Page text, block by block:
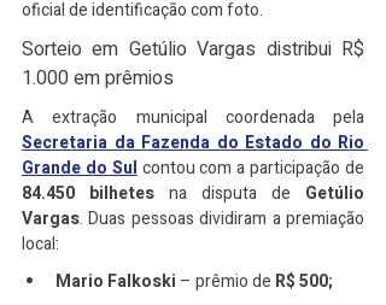
oficial de identificação com foto.
Sorteio em Getúlio Vargas distribui R$
1.000 em prêmios
Secretaria da Fazenda do Estado do Rio
Grande do Sul
84.450 bilhetes na disputa de Getúlio
Vargas. Duas pessoas dividiram a premiação
local:
Mario Falkoski – prêmio de R$ 500;